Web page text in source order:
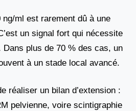
ml est rarement dû à une
un signal fort qui nécessite
Dans plus de 70 % des cas, un
à un stade local avancé.
réaliser un bilan d’extension :
pelvienne, voire scintigraphie